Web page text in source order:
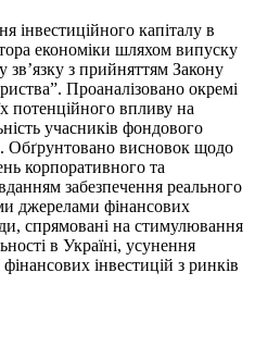
інвестиційного капіталу в
економіки шляхом випуску
з прийняттям Закону
Проаналізовано окремі
потенційного впливу на
учасників фондового
Обґрунтовано висновок щодо
корпоративного та
забезпечення реального
джерелами фінансових
спрямовані на стимулювання
в Україні, усунення
інвестицій з ринків